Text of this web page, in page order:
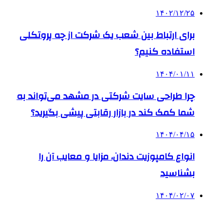
۱۴۰۲/۱۲/۲۵
برای ارتباط بین شعب یک شرکت از چه پروتکلی
استفاده کنیم؟
۱۴۰۴/۰۱/۱۱
چرا طراحی سایت شرکتی در مشهد می‌تواند به
شما کمک کند در بازار رقابتی پیشی بگیرید؟
۱۴۰۴/۰۴/۱۵
انواع کامپوزیت دندان، مزایا و معایب آن را
بشناسید
۱۴۰۴/۰۲/۰۷